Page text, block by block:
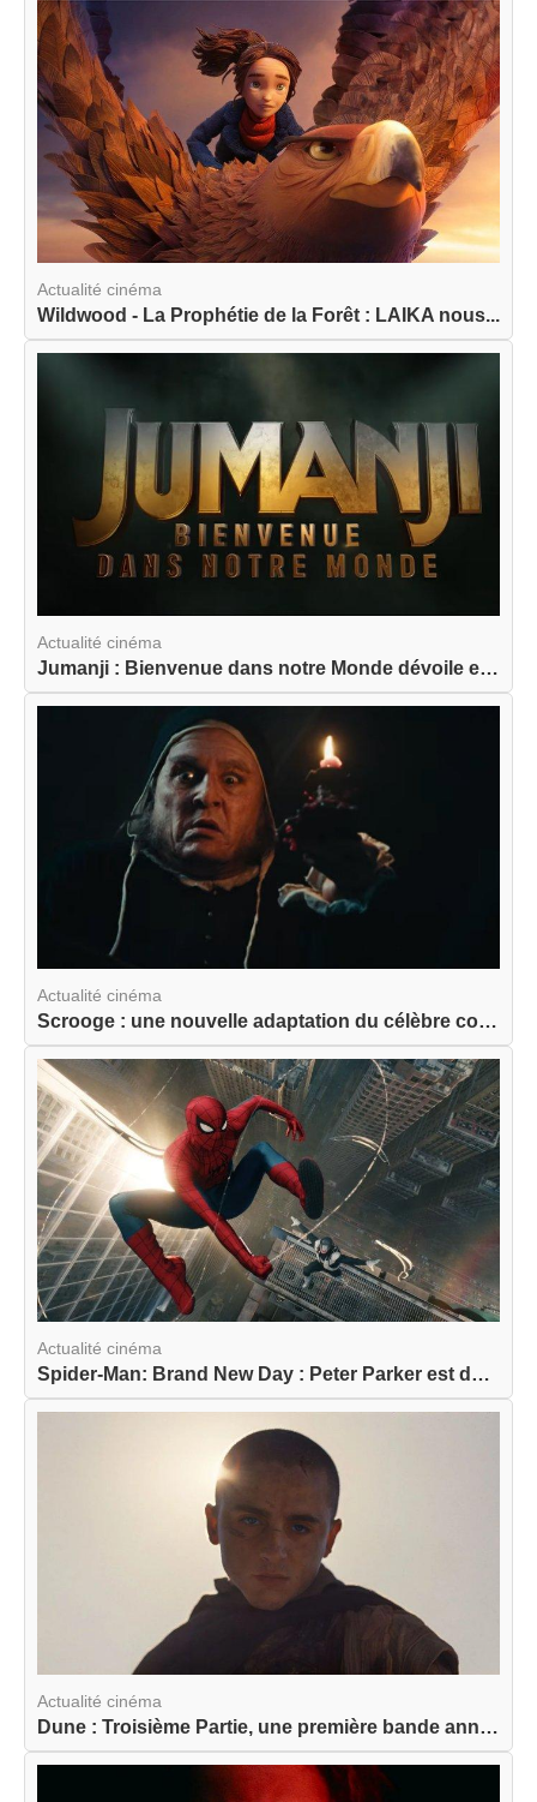
Actualité cinéma
Wildwood - La Prophétie de la Forêt : LAIKA nous...
Actualité cinéma
Jumanji : Bienvenue dans notre Monde dévoile enf...
Actualité cinéma
Scrooge : une nouvelle adaptation du célèbre con...
Actualité cinéma
Spider-Man: Brand New Day : Peter Parker est de ...
Actualité cinéma
Dune : Troisième Partie, une première bande anno...